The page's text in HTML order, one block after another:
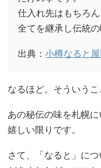
仕入れ先はもちろ
全てを継承し伝統
出典： 小樽なると
なるほど。そういうこ
あの秘伝の味を札幌
嬉しい限りです。
さて、「なると」に